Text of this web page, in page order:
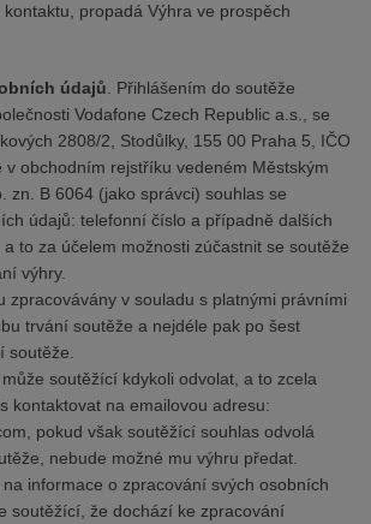
propadá Výhra ve prospěch
údajů . Přihlášením do soutěže
Vodafone Czech Republic a.s., se
2808/2, Stodůlky, 155 00 Praha 5, IČO
v obchodním rejstříku vedeném Městským
zn. B 6064 (jako správci) souhlas se
údajů: telefonní číslo a případně dalších
to za účelem možnosti zúčastnit se soutěže
výhry.
zpracovávány v souladu s platnými právními
trvání soutěže a nejdéle pak po šest
soutěže.
soutěžící kdykoli odvolat, a to zcela
kontaktovat na emailovou adresu:
pokud však soutěžící souhlas odvolá
nebude možné mu výhru předat.
informace o zpracování svých osobních
soutěžící, že dochází ke zpracování